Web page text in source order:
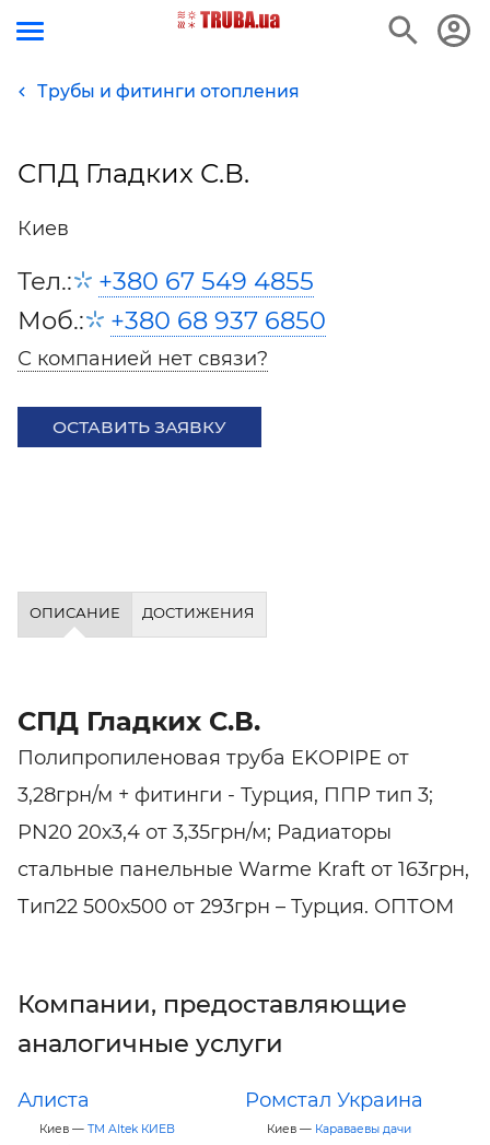
Трубы и фитинги отопления
СПД Гладких С.В.
Киев
Тел.:
+380 67 549 4855
Моб.:
+380 68 937 6850
С компанией нет связи?
ОСТАВИТЬ ЗАЯВКУ
ОПИСАНИЕ ДОСТИЖЕНИЯ
СПД Гладких С.В.
Полипропиленовая труба EKOPIPE от
3,28грн/м + фитинги - Турция, ППР тип 3;
PN20 20х3,4 от 3,35грн/м; Радиаторы
стальные панельные Warme Kraft от 163грн,
Тип22 500х500 от 293грн – Турция. ОПТОМ
Компании, предоставляющие
аналогичные услуги
Алиста
Киев — ТМ Altek КИЕВ
Ромстал Украина
Киев — Караваевы дачи